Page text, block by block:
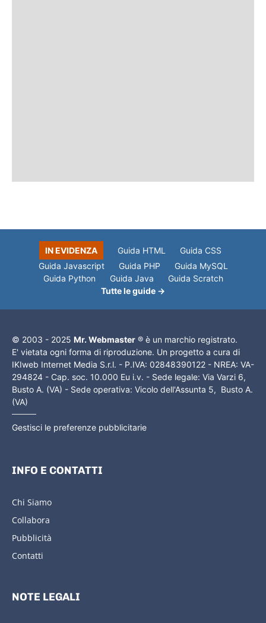
IN EVIDENZA Guida HTML
Guida CSS
Guida Javascript
Guida PHP
Guida MySQL
Guida Python
Guida Java
Guida Scratch
Tutte le guide →
© 2003 - 2025 Mr. Webmaster ® è un marchio registrato.
E' vietata ogni forma di riproduzione. Un progetto a cura di
IKIweb Internet Media S.r.l. - P.IVA: 02848390122 - NREA: VA-
294824 - Cap. soc. 10.000 Eu i.v. - Sede legale: Via Varzi 6,
Busto A. (VA) - Sede operativa: Vicolo dell'Assunta 5, Busto A.
(VA)
Gestisci le preferenze pubblicitarie
INFO E CONTATTI
Chi Siamo
Collabora
Pubblicità
Contatti
NOTE LEGALI